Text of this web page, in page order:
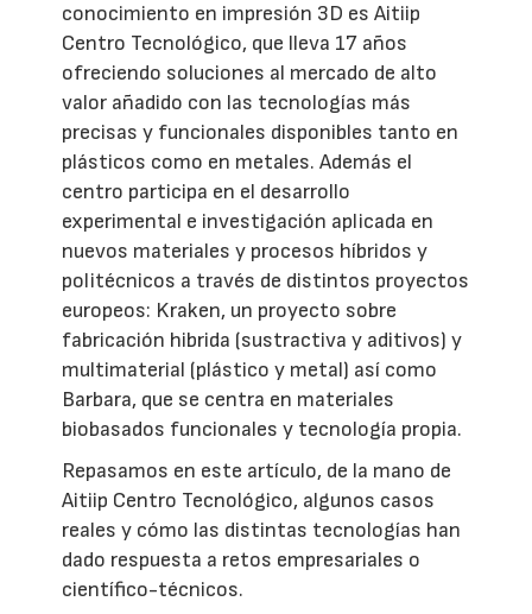
conocimiento en impresión 3D es Aitiip
Centro Tecnológico, que lleva 17 años
ofreciendo soluciones al mercado de alto
valor añadido con las tecnologías más
precisas y funcionales disponibles tanto en
plásticos como en metales. Además el
centro participa en el desarrollo
experimental e investigación aplicada en
nuevos materiales y procesos híbridos y
politécnicos a través de distintos proyectos
europeos: Kraken, un proyecto sobre
fabricación hibrida (sustractiva y aditivos) y
multimaterial (plástico y metal) así como
Barbara, que se centra en materiales
biobasados funcionales y tecnología propia.
Repasamos en este artículo, de la mano de
Aitiip Centro Tecnológico, algunos casos
reales y cómo las distintas tecnologías han
dado respuesta a retos empresariales o
científico-técnicos.